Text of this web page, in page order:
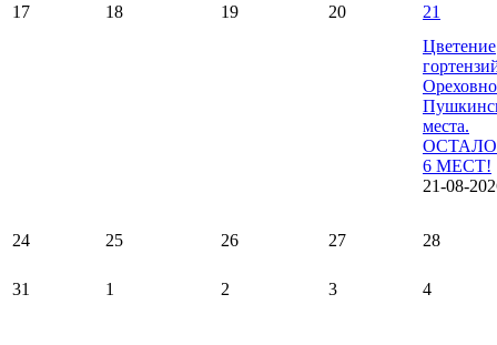
17 18 19 20
21
Цветение
места.
6 МЕСТ!
21-08-
24 25 26 27 28
31 1 2 3 4